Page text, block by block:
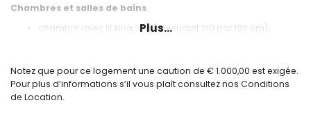
Chambres et salles de bains
chambre avec lit king size (mesurant 210 par 180 cm),
90 cm)
salle de bains attenante avec double lavabo, douche,
toilette et sèche-cheveux
Plus...
Notez que pour ce logement une caution de € 1.000,00 est exigée.
Pour plus d’informations s’il vous plaît consultez nos Conditions
de Location.